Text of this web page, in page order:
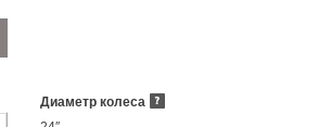
Диаметр колеса